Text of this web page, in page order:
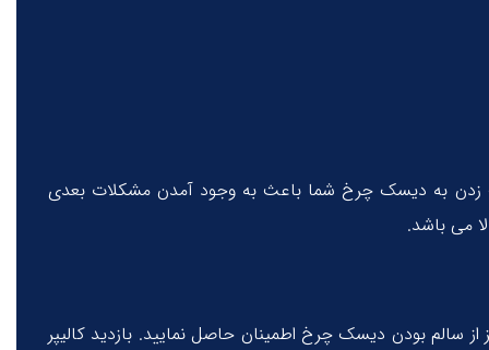
زدن به دیسک چرخ شما باعث به وجود آمدن مشکلات بعدی
می باشد.
سالم بودن دیسک چرخ اطمینان حاصل نمایید. بازدید کالیپر